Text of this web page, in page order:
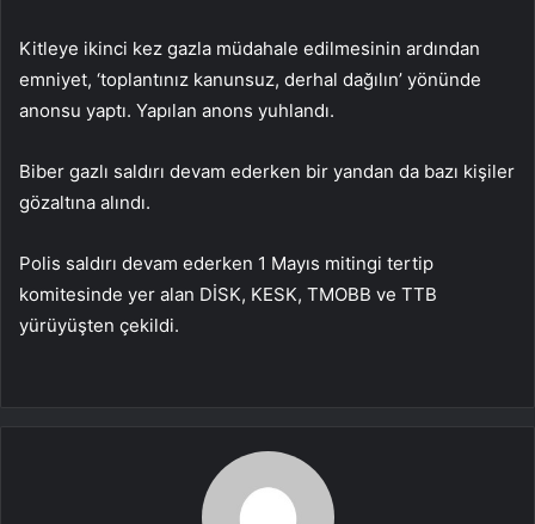
Kitleye ikinci kez gazla müdahale edilmesinin ardından
emniyet, ‘toplantınız kanunsuz, derhal dağılın’ yönünde
anonsu yaptı. Yapılan anons yuhlandı.
Biber gazlı saldırı devam ederken bir yandan da bazı kişiler
gözaltına alındı.
Polis saldırı devam ederken 1 Mayıs mitingi tertip
komitesinde yer alan DİSK, KESK, TMOBB ve TTB
yürüyüşten çekildi.